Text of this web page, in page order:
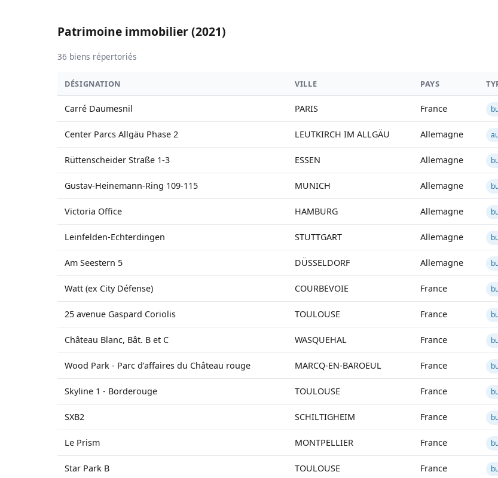
Patrimoine immobilier (2021)
36 biens répertoriés
DÉSIGNATION VILLE PAYS
Carré Daumesnil PARIS France
Center Parcs Allgäu Phase 2 LEUTKIRCH IM ALLGÄU Allemagne
Rüttenscheider Straße 1-3 ESSEN Allemagne
Gustav-Heinemann-Ring 109-115 MUNICH Allemagne
Victoria Office HAMBURG Allemagne
Leinfelden-Echterdingen STUTTGART Allemagne
Am Seestern 5 DÜSSELDORF Allemagne
Watt (ex City Défense) COURBEVOIE France
25 avenue Gaspard Coriolis TOULOUSE France
Château Blanc, Bât. B et C WASQUEHAL France
Wood Park - Parc d’affaires du Château rouge MARCQ-EN-BAROEUL France
Skyline 1 - Borderouge TOULOUSE France
SXB2 SCHILTIGHEIM France
Le Prism MONTPELLIER France
Star Park B TOULOUSE France